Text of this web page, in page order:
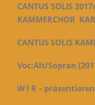
CANTUS SOLIS
KAMMERCHOR
CANTUS SOLIS
Voc:Alt/Sopran
W I R – präsentieren: